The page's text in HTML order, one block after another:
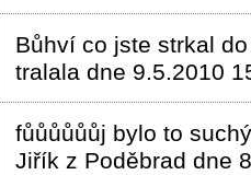
Bůhví co jste strkal
tralala dne 9.5.2010
fůůůůůůj bylo to
Jiřík z Poděbrad dne